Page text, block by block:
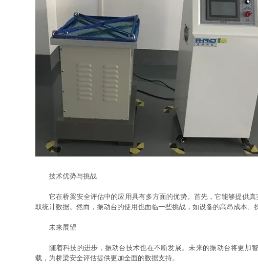
技术优势与挑战
它在桥梁安全评估中的应用具有多方面的优势。首先，它能够提供真
取统计数据。然而，振动台的使用也面临一些挑战，如设备的高昂成本、
未来展望
随着科技的进步，振动台技术也在不断发展。未来的振动台将更加
载，为桥梁安全评估提供更加全面的数据支持。